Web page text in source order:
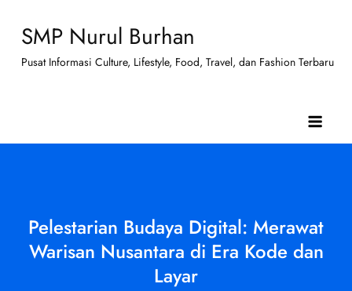
content
SMP Nurul Burhan
Pusat Informasi Culture, Lifestyle, Food, Travel, dan Fashion Terbaru
Pelestarian Budaya Digital: Merawat
Warisan Nusantara di Era Kode dan
Layar